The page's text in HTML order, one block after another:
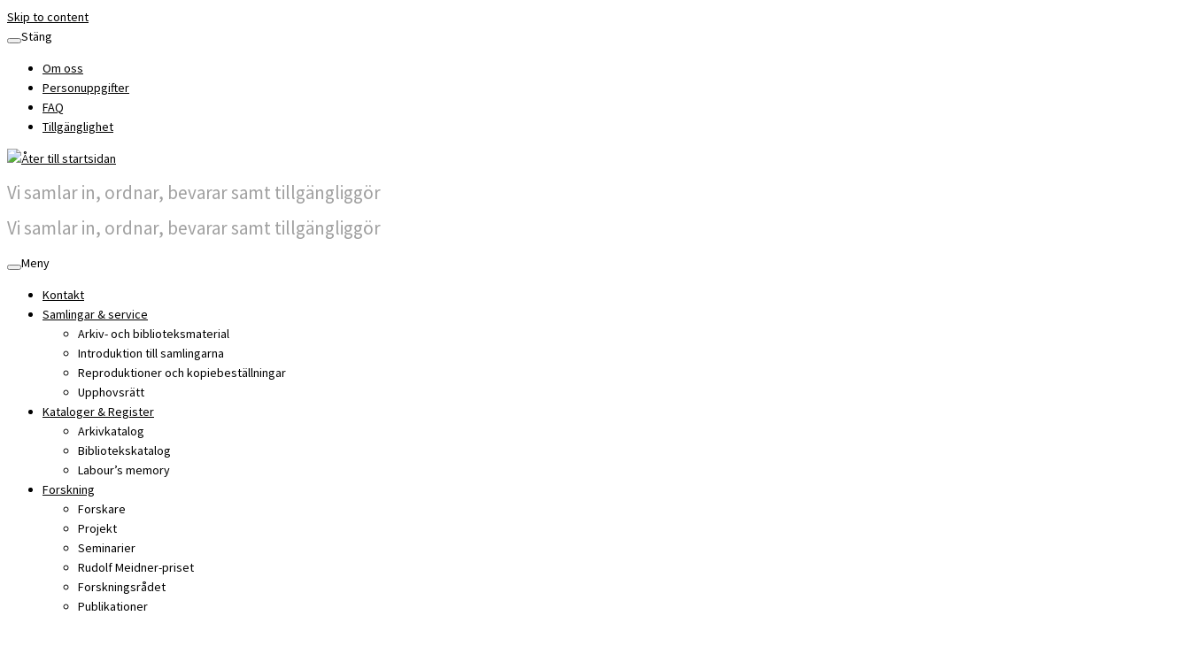
Skip to content
Stäng
Om oss
Personuppgifter
FAQ
Tillgänglighet
Vi samlar in, ordnar, bevarar samt tillgängliggör
Vi samlar in, ordnar, bevarar samt tillgängliggör
Meny
Kontakt
Samlingar & service
Arkiv- och biblioteksmaterial
Introduktion till samlingarna
Reproduktioner och kopiebeställningar
Upphovsrätt
Kataloger & Register
Arkivkatalog
Bibliotekskatalog
Labour’s memory
Forskning
Forskare
Projekt
Seminarier
Rudolf Meidner-priset
Forskningsrådet
Publikationer